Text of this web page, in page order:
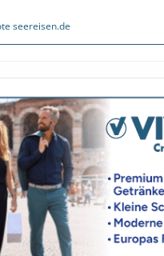
seereisen.de